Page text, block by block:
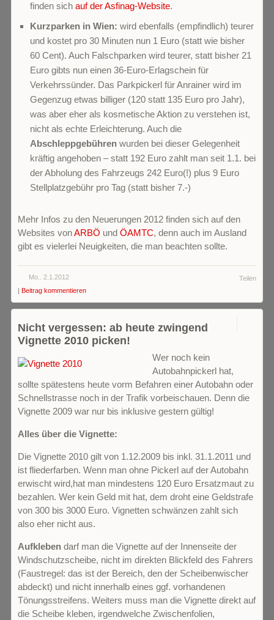
finden sich auf der Asfinag-Website.
Kurzparken in Wien: wird ebenfalls (empfindlich) teurer
und kostet pro 30 Minuten nun 1 Euro (statt wie bisher
60 Cent). Auch Falschparken wird teurer, statt bisher 21
Euro gibts nun einen 36-Euro-Erlagschein für
Verkehrssünder. Das Parkpickerl für Anrainer wird im
Gegenzug etwas billiger (120 statt 135 Euro pro Jahr),
was aber eher als kosmetische Aktion zu verstehen ist,
nicht als echte Erleichterung. Auch die
Abschleppgebühren wurden bei dieser Gelegenheit
kräftig angehoben – statt 192 Euro zahlt man seit 1.1. bei
der Abholung des Fahrzeugs 242 Euro(!) plus 9 Euro
Stellplatzgebühr pro Tag (statt bisher 7.-)
Mehr Infos zu den Neuerungen 2012 finden sich auf den
Websites vonARBÖ und ÖAMTC, denn auch im Ausland
gibt es vielerlei Neuigkeiten, die man beachten sollte.
Teilen
Mo.. 2.1.2012
Beitrag kommentieren
Nicht vergessen: ab heute zwingend
Vignette 2010 picken!
Wer noch kein
Autobahnpickerl hat,
sollte spätestens heute vorm Befahren einer Autobahn oder
Schnellstrasse noch in der Trafik vorbeischauen. Denn die
Vignette 2009 war nur bis inklusive gestern gültig!
Alles über die Vignette:
Die Vignette 2010 gilt von 1.12.2009 bis inkl. 31.1.2011 und
ist fliederfarben. Wenn man ohne Pickerl auf der Autobahn
erwischt wird,hat man mindestens 120 Euro Ersatzmaut zu
bezahlen. Wer kein Geld mit hat, dem droht eine Geldstrafe
von 300 bis 3000 Euro. Vignetten schwänzen zahlt sich
also eher nicht aus.
Aufkleben darf man die Vignette auf der Innenseite der
Windschutzscheibe, nicht im direkten Blickfeld des Fahrers
(Faustregel: das ist der Bereich, den der Scheibenwischer
abdeckt) und nicht innerhalb eines ggf. vorhandenen
Tönungsstreifens. Weiters muss man die Vignette direkt auf
die Scheibe kleben, irgendwelche Zwischenfolien,